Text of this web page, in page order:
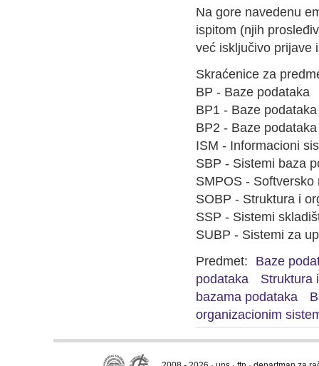
Na gore navedenu
ispitom (njih
već isključivo prijave
Skraćenice za
BP - Baze podataka
BP1 - Baze
BP2 - Baze
ISM - Informacioni
SBP - Sistemi baza
SMPOS -
SOBP - Struktura i
SSP - Sistemi
SUBP - Sistemi za
Predmet:
Baze
podataka
Struktura
bazama podataka
organizacionim